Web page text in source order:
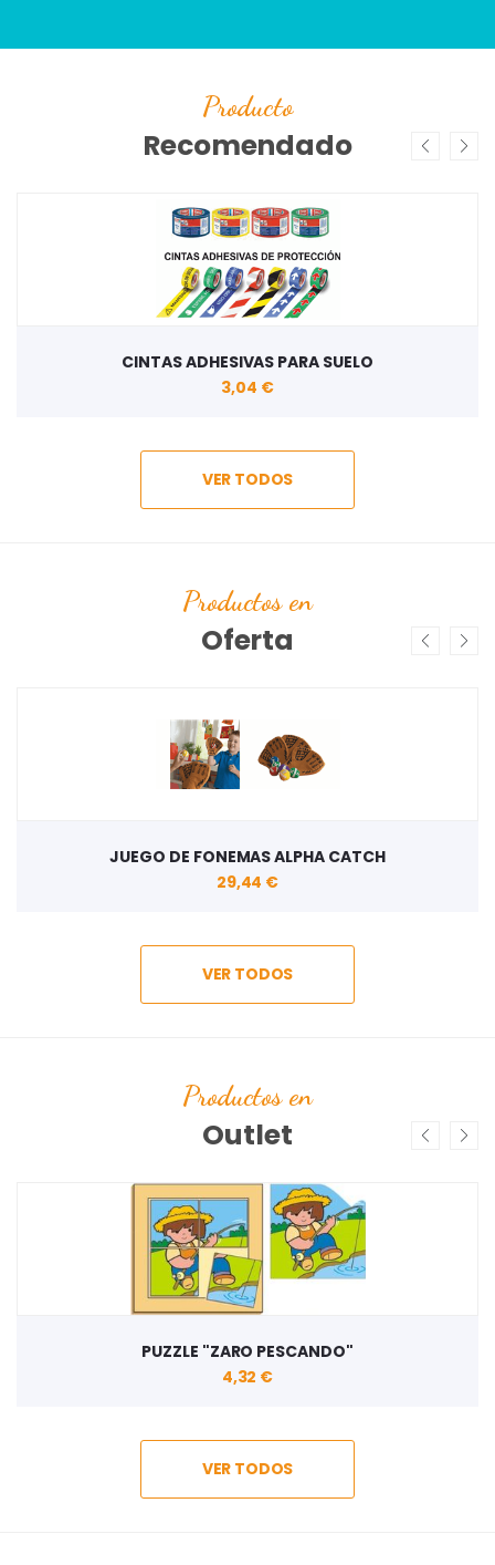
Producto
Recomendado
CINTAS ADHESIVAS PARA SUELO
3,04 €
VER TODOS
Productos en
Oferta
JUEGO DE FONEMAS ALPHA CATCH
29,44 €
VER TODOS
Productos en
Outlet
PUZZLE "ZARO PESCANDO"
4,32 €
VER TODOS